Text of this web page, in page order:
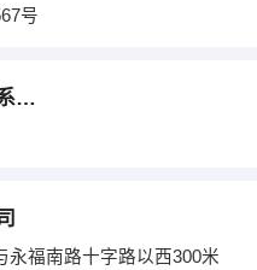
号
山东万拓节能建筑体系有限责任公司
永福南路十字路以西300米